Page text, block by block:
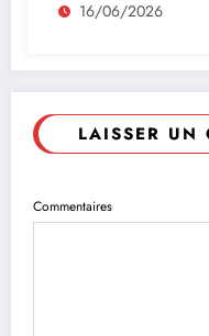
16/06/2026
LAISSER UN
Commentaires